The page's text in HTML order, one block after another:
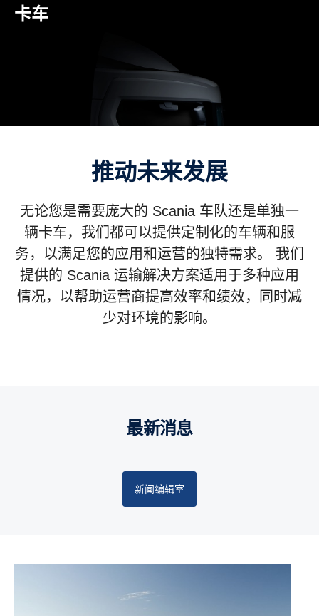
卡车
推动未来发展
无论您是需要庞大的 Scania 车队还是单独一
辆卡车，我们都可以提供定制化的车辆和服
务，以满足您的应用和运营的独特需求。 我们
提供的 Scania 运输解决方案适用于多种应用
情况，以帮助运营商提高效率和绩效，同时减
少对环境的影响。
最新消息
斯堪尼亚中国客户交付中心正式启用 传奇V8 660S登陆中国
斯堪尼亚App正式发布，数字化赋能客户高效运营
新闻编辑室